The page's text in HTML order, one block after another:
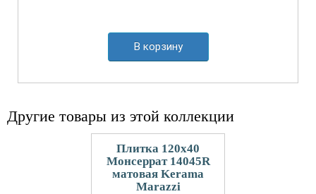
В корзину
Другие товары из этой коллекции
Плитка 120x40
Монсеррат 14045R
матовая Kerama
Marazzi